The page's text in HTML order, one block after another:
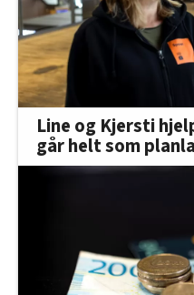
Line og Kjersti
går helt som